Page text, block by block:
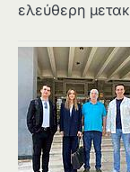
ελεύθερη